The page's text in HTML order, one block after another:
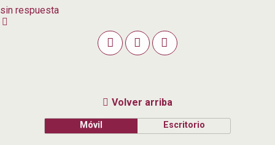
sin respuesta
Volver arriba
Móvil Escritorio